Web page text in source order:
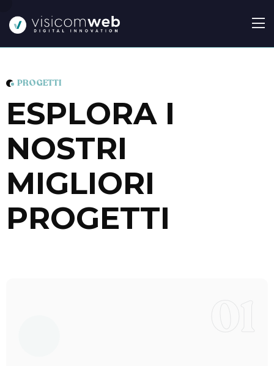
PROGETTI
ESPLORA I
NOSTRI
MIGLIORI
PROGETTI